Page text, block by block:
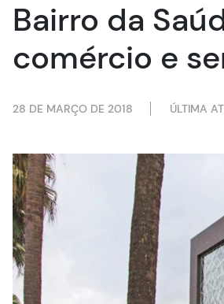
Bairro da
comércio e
28 DE MARÇO DE 2018 ÚLTIMA